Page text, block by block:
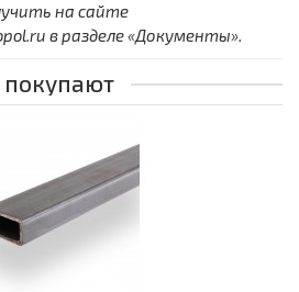
на сайте
в разделе «Документы».